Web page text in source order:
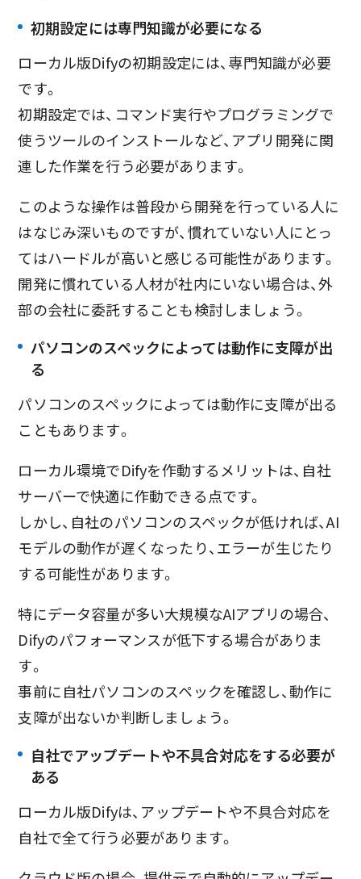
初期設定には専門知識が必要になる
ローカル版Difyの初期設定には、専門知識が必要
です。
初期設定では、コマンド実行やプログラミングで
使うツールのインストールなど、アプリ開発に関
連した作業を行う必要があります。
このような操作は普段から開発を行っている人に
はなじみ深いものですが、慣れていない人にとっ
てはハードルが高いと感じる可能性があります。
開発に慣れている人材が社内にいない場合は、外
部の会社に委託することも検討しましょう。
パソコンのスペックによっては動作に支障が出
る
パソコンのスペックによっては動作に支障が出る
こともあります。
ローカル環境でDifyを作動するメリットは、自社
サーバーで快適に作動できる点です。
しかし、自社のパソコンのスペックが低ければ、AI
モデルの動作が遅くなったり、エラーが生じたり
する可能性があります。
特にデータ容量が多い大規模なAIアプリの場合、
Difyのパフォーマンスが低下する場合がありま
す。
事前に自社パソコンのスペックを確認し、動作に
支障が出ないか判断しましょう。
自社でアップデートや不具合対応をする必要が
ある
ローカル版Difyは、アップデートや不具合対応を
自社で全て行う必要があります。